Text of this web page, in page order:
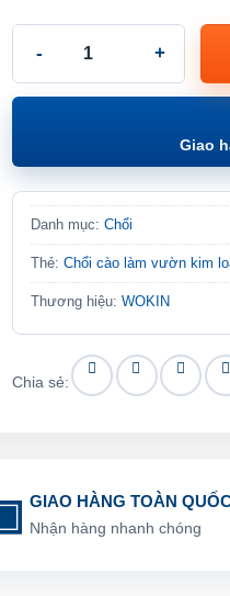
Giao
Danh mục:Chổi
Thẻ:Chổi cào làm vườn kim
Thương hiệu:WOKIN
Chia sẻ:
GIAO HÀNG TOÀN
Nhận hàng nhanh chóng